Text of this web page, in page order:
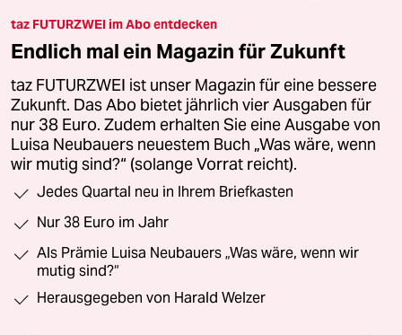
taz FUTURZWEI im Abo entdecken
Endlich mal ein Magazin für Zukunft
taz FUTURZWEI ist unser Magazin für eine bessere
Zukunft. Das Abo bietet jährlich vier Ausgaben für
nur 38 Euro. Zudem erhalten Sie eine Ausgabe von
Luisa Neubauers neuestem Buch „Was wäre, wenn
wir mutig sind?“ (solange Vorrat reicht).
Jedes Quartal neu in Ihrem Briefkasten
Nur 38 Euro im Jahr
Als Prämie Luisa Neubauers „Was wäre, wenn wir
mutig sind?“
Herausgegeben von Harald Welzer